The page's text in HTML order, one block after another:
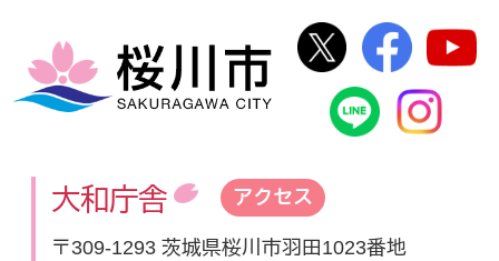
桜川市
桜川市公式
桜川
桜川市公
大和庁舎 アクセス
〒309-1293 茨城県桜川市羽田1023番地